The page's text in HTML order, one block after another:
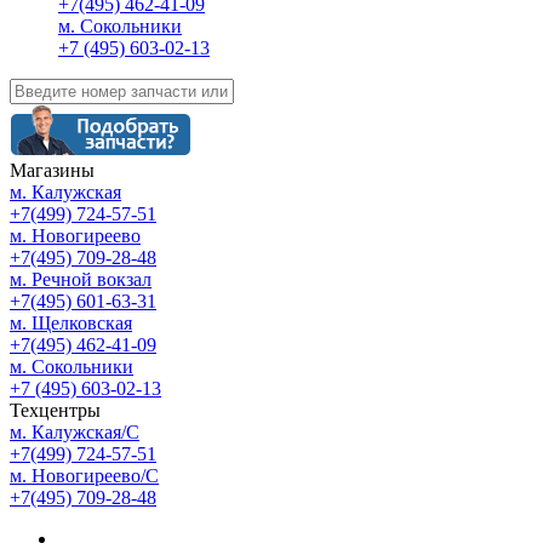
+7(495) 462-41-09
м. Сокольники
+7 (495) 603-02-13
Магазины
м. Калужская
+7(499) 724-57-51
м. Новогиреево
+7(495) 709-28-48
м. Речной вокзал
+7(495) 601-63-31
м. Щелковская
+7(495) 462-41-09
м. Сокольники
+7 (495) 603-02-13
Техцентры
м. Калужская/С
+7(499) 724-57-51
м. Новогиреево/С
+7(495) 709-28-48